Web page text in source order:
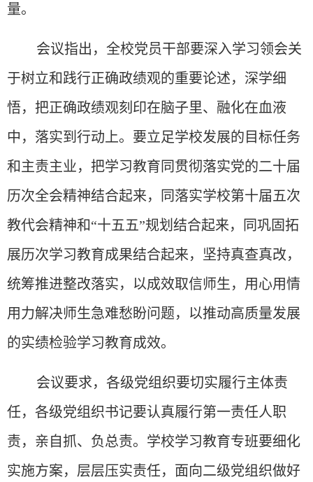
量。
会议指出，全校党员干部要深入学习领会关
于树立和践行正确政绩观的重要论述，深学细
悟，把正确政绩观刻印在脑子里、融化在血液
中，落实到行动上。要立足学校发展的目标任务
和主责主业，把学习教育同贯彻落实党的二十届
历次全会精神结合起来，同落实学校第十届五次
教代会精神和“十五五”规划结合起来，同巩固拓
展历次学习教育成果结合起来，坚持真查真改，
统筹推进整改落实，以成效取信师生，用心用情
用力解决师生急难愁盼问题，以推动高质量发展
的实绩检验学习教育成效。
会议要求，各级党组织要切实履行主体责
任，各级党组织书记要认真履行第一责任人职
责，亲自抓、负总责。学校学习教育专班要细化
实施方案，层层压实责任，面向二级党组织做好